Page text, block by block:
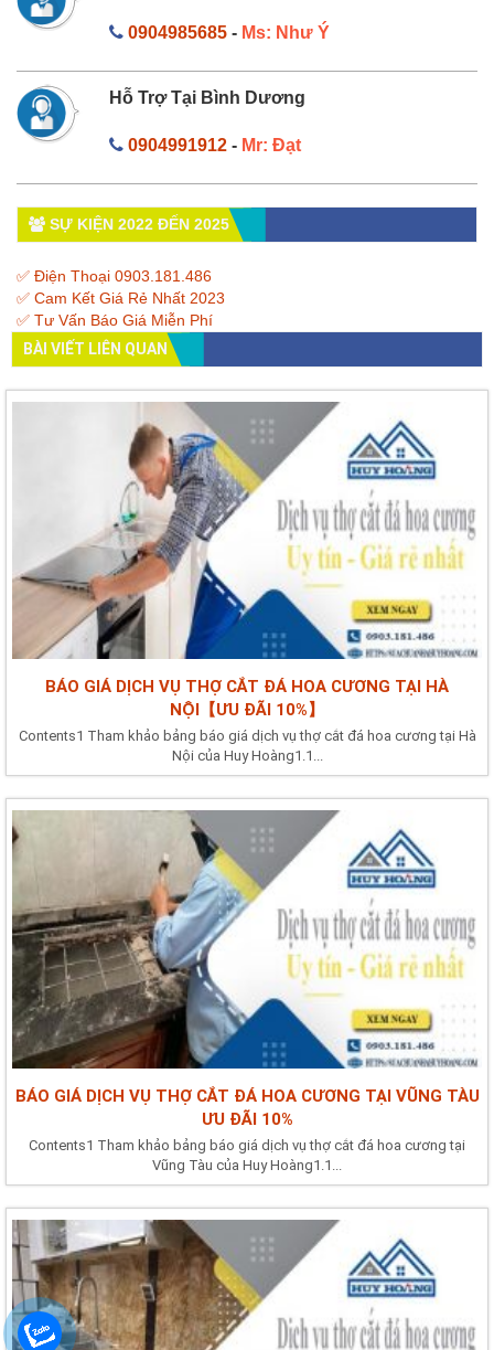
0904985685- Ms: Như Ý
Hỗ Trợ Tại Bình Dương
0904991912- Mr: Đạt
SỰ KIỆN 2022 ĐẾN 2025
✅ Điện Thoại 0903.181.486
✅ Cam Kết Giá Rẻ Nhất 2023
✅ Tư Vấn Báo Giá Miễn Phí
BÀI VIẾT LIÊN QUAN
BÁO GIÁ DỊCH VỤ THỢ CẮT ĐÁ HOA CƯƠNG TẠI HÀ
NỘI【ƯU ĐÃI 10%】
Contents1 Tham khảo bảng báo giá dịch vụ thợ cắt đá hoa cương tại Hà
Nội của Huy Hoàng1.1...
BÁO GIÁ DỊCH VỤ THỢ CẮT ĐÁ HOA CƯƠNG TẠI VŨNG TÀU
ƯU ĐÃI 10%
Contents1 Tham khảo bảng báo giá dịch vụ thợ cắt đá hoa cương tại
Vũng Tàu của Huy Hoàng1.1...